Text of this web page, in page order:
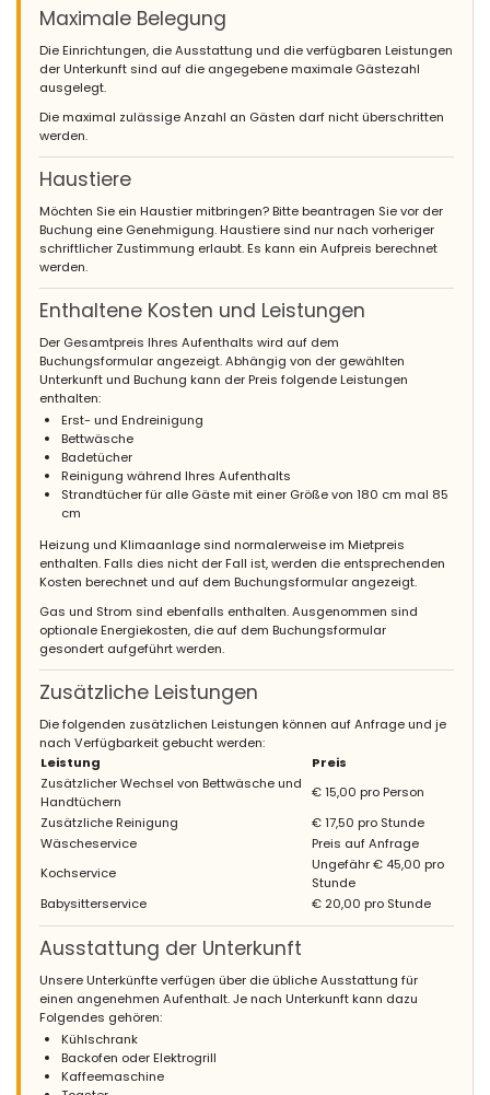
Maximale Belegung
Die Einrichtungen, die Ausstattung und die verfügbaren Leistungen
der Unterkunft sind auf die angegebene maximale Gästezahl
ausgelegt.
Die maximal zulässige Anzahl an Gästen darf nicht überschritten
werden.
Haustiere
Möchten Sie ein Haustier mitbringen? Bitte beantragen Sie vor der
Buchung eine Genehmigung. Haustiere sind nur nach vorheriger
schriftlicher Zustimmung erlaubt. Es kann ein Aufpreis berechnet
werden.
Enthaltene Kosten und Leistungen
Der Gesamtpreis Ihres Aufenthalts wird auf dem
Buchungsformular angezeigt. Abhängig von der gewählten
Unterkunft und Buchung kann der Preis folgende Leistungen
enthalten:
Erst- und Endreinigung
Bettwäsche
Badetücher
Reinigung während Ihres Aufenthalts
Strandtücher für alle Gäste mit einer Größe von 180 cm mal 85
cm
Heizung und Klimaanlage sind normalerweise im Mietpreis
enthalten. Falls dies nicht der Fall ist, werden die entsprechenden
Kosten berechnet und auf dem Buchungsformular angezeigt.
Gas und Strom sind ebenfalls enthalten. Ausgenommen sind
optionale Energiekosten, die auf dem Buchungsformular
gesondert aufgeführt werden.
Zusätzliche Leistungen
Die folgenden zusätzlichen Leistungen können auf Anfrage und je
nach Verfügbarkeit gebucht werden:
Leistung
Preis
Zusätzlicher Wechsel von Bettwäsche und
Handtüchern
€ 15,00 pro Person
Zusätzliche Reinigung
€ 17,50 pro Stunde
Wäscheservice
Preis auf Anfrage
Kochservice
Ungefähr € 45,00 pro
Stunde
Babysitterservice
€ 20,00 pro Stunde
Ausstattung der Unterkunft
Unsere Unterkünfte verfügen über die übliche Ausstattung für
einen angenehmen Aufenthalt. Je nach Unterkunft kann dazu
Folgendes gehören:
Kühlschrank
Backofen oder Elektrogrill
Kaffeemaschine